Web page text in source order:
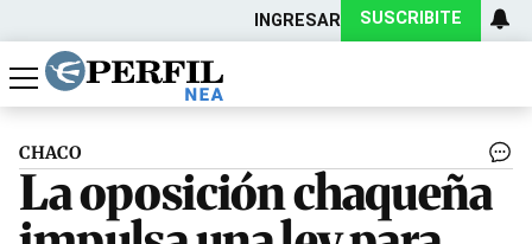
INGRESAR SUSCRIBITE
Política
Economía
Actualidad
CHACO
La oposición chaqueña